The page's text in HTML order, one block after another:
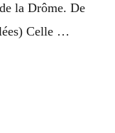
la Drôme. De
Celle …